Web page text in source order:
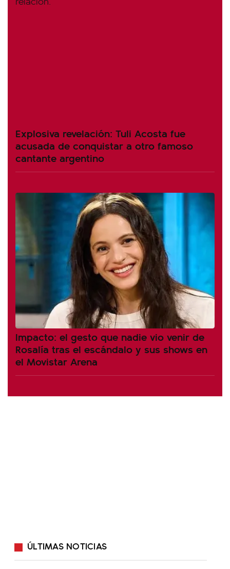
Explosiva revelación: Tuli Acosta fue
acusada de conquistar a otro famoso
cantante argentino
Impacto: el gesto que nadie vio venir de
Rosalía tras el escándalo y sus shows en
el Movistar Arena
ÚLTIMAS NOTICIAS